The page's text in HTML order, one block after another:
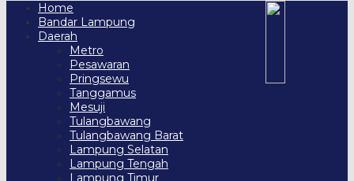
Home
Bandar Lampung
Daerah
Metro
Pesawaran
Pringsewu
Tanggamus
Mesuji
Tulangbawang
Tulangbawang Barat
Lampung Selatan
Lampung Tengah
Lampung Timur